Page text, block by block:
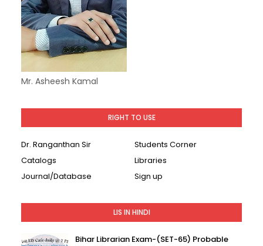
Mr. Asheesh Kamal
RIGHT TO USE
Dr. Ranganthan Sir
Students Corner
Catalogs
Libraries
Journal/Database
Sign up
LIS IN HINDI
Bihar Librarian Exam-(SET-65) Probable